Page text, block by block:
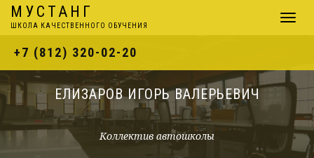
МУСТАНГ
ШКОЛА КАЧЕСТВЕННОГО ОБУЧЕНИЯ
+7 (812) 320-02-20
ЕЛИЗАРОВ ИГОРЬ ВАЛЕРЬЕВИЧ
Коллектив автошколы